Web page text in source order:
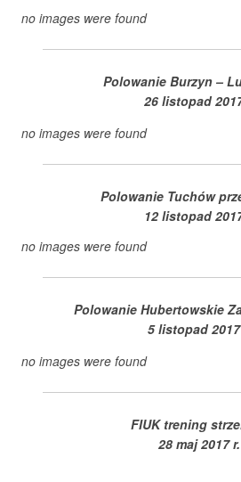
no images were found
Polowanie Burzyn –
26 listopad
no images were found
Polowanie Tuchów
12 listopad
no images were found
Polowanie Hubertowskie
5 listopad
no images were found
FIUK trening
28 maj 2017 r.